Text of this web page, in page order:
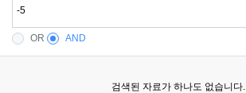
OR AND
검색된 자료가 하나도 없습니다.